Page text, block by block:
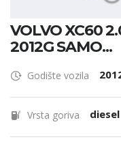
VOLVO XC60
2012G SAMO...
Godište vozila
Vrsta goriva diesel